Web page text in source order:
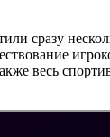
сразу
весь